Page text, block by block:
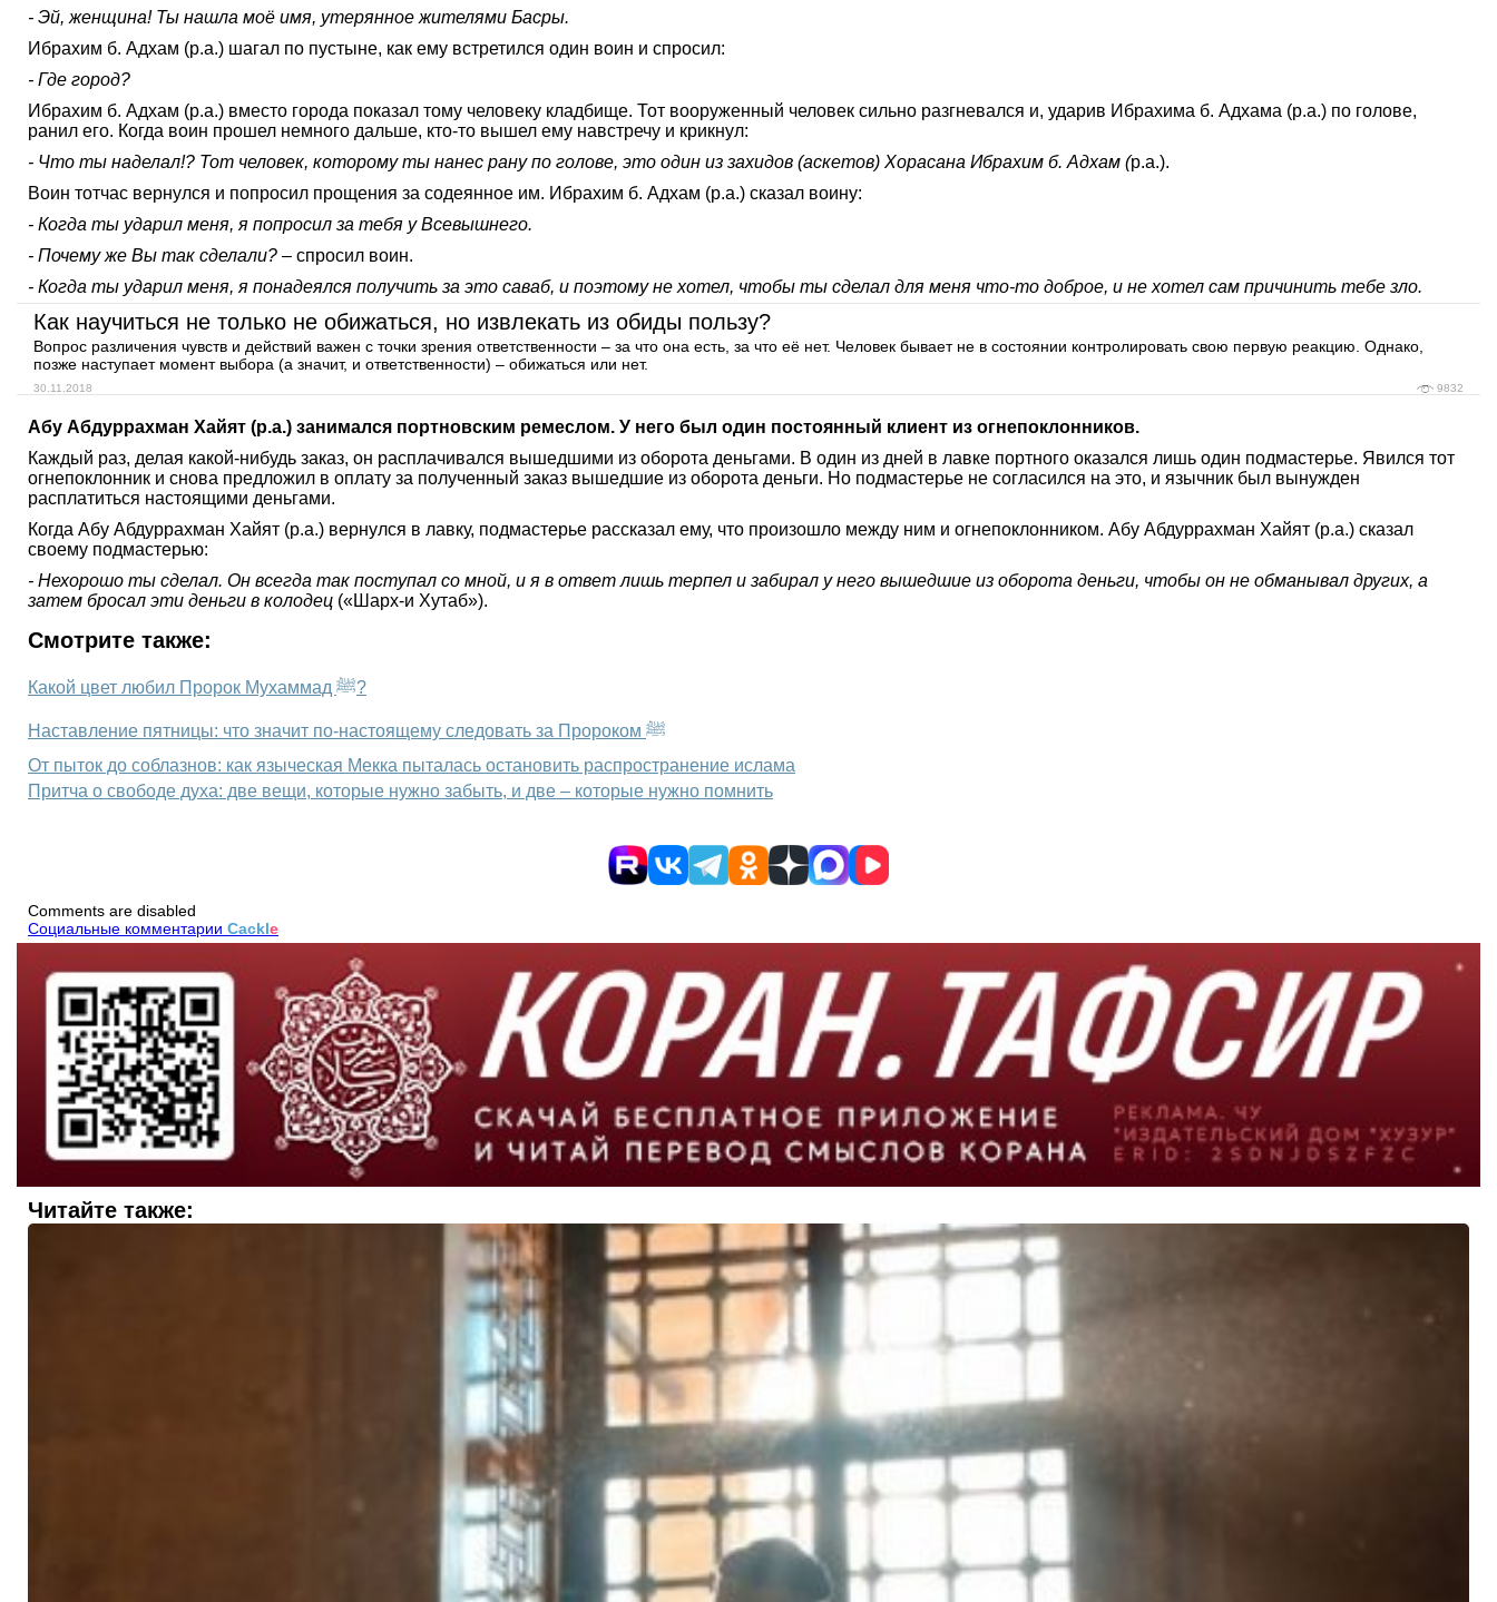
- Эй, женщина! Ты нашла моё имя, утерянное жителями Басры.
Ибрахим б. Адхам (р.а.) шагал по пустыне, как ему встретился один воин и спросил:
- Где город?
Ибрахим б. Адхам (р.а.) вместо города показал тому человеку кладбище. Тот вооруженный человек сильно разгневался и, ударив Ибрахима б. Адхама (р.а.) по голове,
ранил его. Когда воин прошел немного дальше, кто-то вышел ему навстречу и крикнул:
- Что ты наделал!? Тот человек, которому ты нанес рану по голове, это один из захидов (аскетов) Хорасана Ибрахим б. Адхам (р.а.).
Воин тотчас вернулся и попросил прощения за содеянное им. Ибрахим б. Адхам (р.а.) сказал воину:
- Когда ты ударил меня, я попросил за тебя у Всевышнего.
- Почему же Вы так сделали? – спросил воин.
- Когда ты ударил меня, я понадеялся получить за это саваб, и поэтому не хотел, чтобы ты сделал для меня что-то доброе, и не хотел сам причинить тебе зло.
Как научиться не только не обижаться, но извлекать из обиды пользу?
Вопрос различения чувств и действий важен с точки зрения ответственности – за что она есть, за что её нет. Человек бывает не в состоянии контролировать свою первую реакцию. Однако,
позже наступает момент выбора (а значит, и ответственности) – обижаться или нет.
30.11.2018 9832
Абу Абдуррахман Хайят (р.а.) занимался портновским ремеслом. У него был один постоянный клиент из огнепоклонников.
Каждый раз, делая какой-нибудь заказ, он расплачивался вышедшими из оборота деньгами. В один из дней в лавке портного оказался лишь один подмастерье. Явился тот
огнепоклонник и снова предложил в оплату за полученный заказ вышедшие из оборота деньги. Но подмастерье не согласился на это, и язычник был вынужден
расплатиться настоящими деньгами.
Когда Абу Абдуррахман Хайят (р.а.) вернулся в лавку, подмастерье рассказал ему, что произошло между ним и огнепоклонником. Абу Абдуррахман Хайят (р.а.) сказал
своему подмастерью:
- Нехорошо ты сделал. Он всегда так поступал со мной, и я в ответ лишь терпел и забирал у него вышедшие из оборота деньги, чтобы он не обманывал других, а
затем бросал эти деньги в колодец («Шарх-и Хутаб»).
Смотрите также:
Какой цвет любил Пророк Мухаммад ﷺ?
Наставление пятницы: что значит по-настоящему следовать за Пророком ﷺ
От пыток до соблазнов: как языческая Мекка пыталась остановить распространение ислама
Притча о свободе духа: две вещи, которые нужно забыть, и две – которые нужно помнить
Comments are disabled
Социальные комментарии Cackle
Читайте также: